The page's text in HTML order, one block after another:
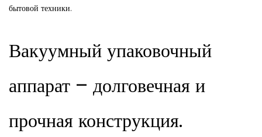
бытовой техники.
Вакуумный упаковочный
аппарат – долговечная и
прочная конструкция.